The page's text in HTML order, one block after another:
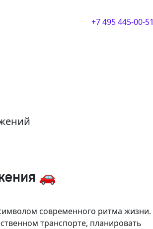
+7 495 445-00-51
🚗
современного ритма жизни.
транспорте, планировать